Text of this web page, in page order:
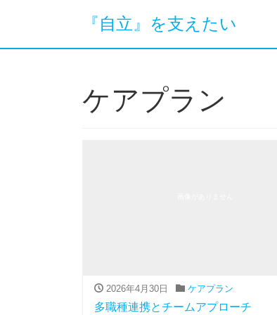
『自立』を支えたい
ケアプラン
2026年4月30日 ケアプラン
多職種連携とチームアプローチ